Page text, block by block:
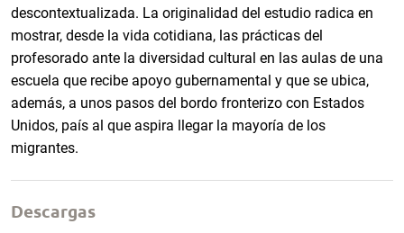
descontextualizada. La originalidad del estudio radica en
mostrar, desde la vida cotidiana, las prácticas del
profesorado ante la diversidad cultural en las aulas de una
escuela que recibe apoyo gubernamental y que se ubica,
además, a unos pasos del bordo fronterizo con Estados
Unidos, país al que aspira llegar la mayoría de los
migrantes.
Descargas